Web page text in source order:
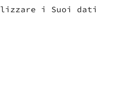
i Suoi dati